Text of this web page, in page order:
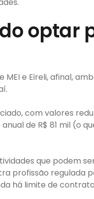
optar
e Eireli, afinal,
com valores
de R$ 81 mil (o
que podem
profissão regulada
há limite de